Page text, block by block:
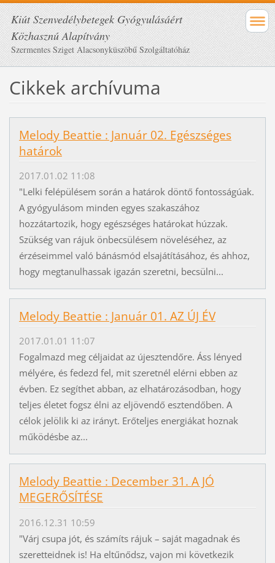
Kiút Szenvedélybetegek Gyógyulásáért
Közhasznú Alapítvány
Szermentes Sziget Alacsonyküszöbű Szolgáltatóház
Cikkek archívuma
Melody Beattie : Január 02. Egészséges
határok
2017.01.02 11:08
"Lelki felépülésem során a határok döntő fontosságúak.
A gyógyulásom minden egyes szakaszához
hozzátartozik, hogy egészséges határokat húzzak.
Szükség van rájuk önbecsülésem növeléséhez, az
érzéseimmel való bánásmód elsajátításához, és ahhoz,
hogy megtanulhassak igazán szeretni, becsülni...
Melody Beattie : Január 01. AZ ÚJ ÉV
2017.01.01 11:07
Fogalmazd meg céljaidat az újesztendőre. Áss lényed
mélyére, és fedezd fel, mit szeretnél elérni ebben az
évben. Ez segíthet abban, az elhatározásodban, hogy
teljes életet fogsz élni az eljövendő esztendőben. A
célok jelölik ki az irányt. Erőteljes energiákat hoznak
működésbe az...
Melody Beattie : December 31. A JÓ
MEGERŐSÍTÉSE
2016.12.31 10:59
"Várj csupa jót, és számíts rájuk – saját magadnak és
szeretteidnek is! Ha eltűnődsz, vajon mi következik